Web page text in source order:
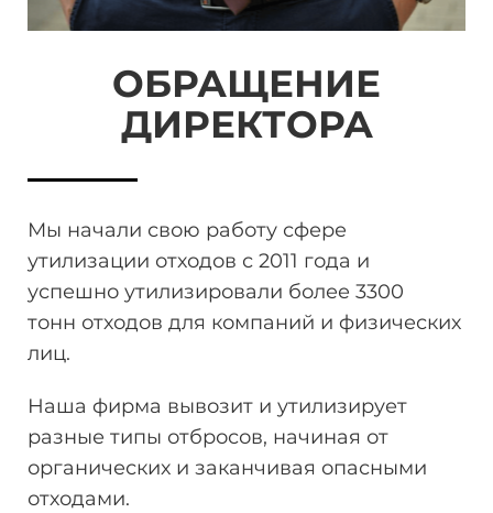
ОБРАЩЕНИЕ
ДИРЕКТОРА
Мы начали свою работу сфере
утилизации отходов с 2011 года и
успешно утилизировали более 3300
тонн отходов для компаний и физических
лиц.
Наша фирма вывозит и утилизирует
разные типы отбросов, начиная от
органических и заканчивая опасными
отходами.